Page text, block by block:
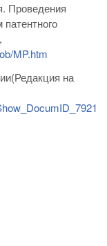
Проведения
MP.htm
на